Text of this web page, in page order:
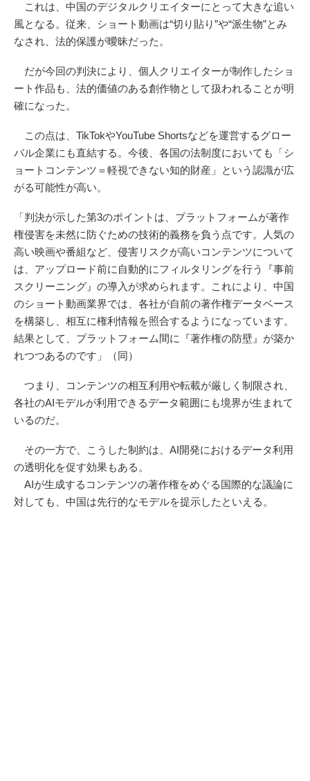
これは、中国のデジタルクリエイターにとって大きな追い
風となる。従来、ショート動画は“切り貼り”や“派生物”とみ
なされ、法的保護が曖昧だった。
だが今回の判決により、個人クリエイターが制作したショ
ート作品も、法的価値のある創作物として扱われることが明
確になった。
この点は、TikTokやYouTube Shortsなどを運営するグロー
バル企業にも直結する。今後、各国の法制度においても「シ
ョートコンテンツ＝軽視できない知的財産」という認識が広
がる可能性が高い。
「判決が示した第3のポイントは、プラットフォームが著作
権侵害を未然に防ぐための技術的義務を負う点です。人気の
高い映画や番組など、侵害リスクが高いコンテンツについて
は、アップロード前に自動的にフィルタリングを行う『事前
スクリーニング』の導入が求められます。これにより、中国
のショート動画業界では、各社が自前の著作権データベース
を構築し、相互に権利情報を照合するようになっています。
結果として、プラットフォーム間に『著作権の防壁』が築か
れつつあるのです」（同）
つまり、コンテンツの相互利用や転載が厳しく制限され、
各社のAIモデルが利用できるデータ範囲にも境界が生まれて
いるのだ。
その一方で、こうした制約は、AI開発におけるデータ利用
の透明化を促す効果もある。
AIが生成するコンテンツの著作権をめぐる国際的な議論に
対しても、中国は先行的なモデルを提示したといえる。